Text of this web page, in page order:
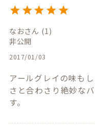
なお 1
非公開
2017/01/03
アールグレイの味も
さと合わさり絶妙な
す。